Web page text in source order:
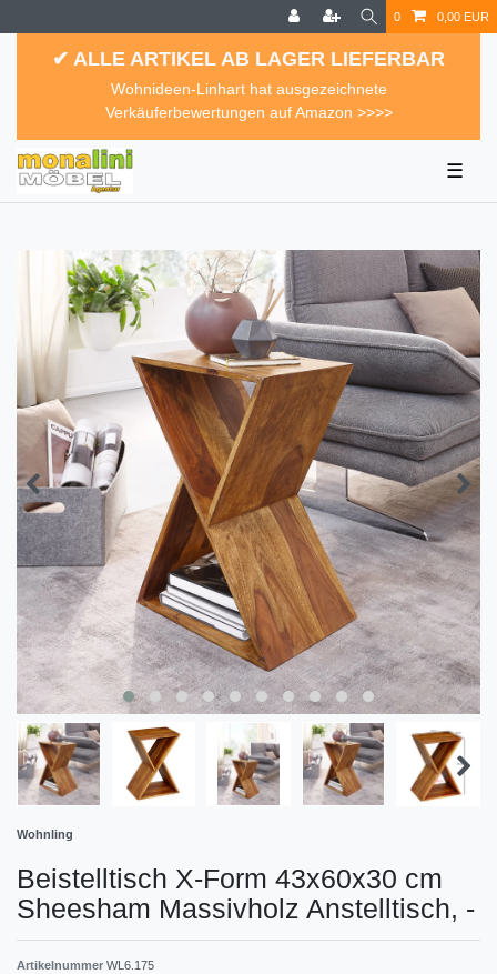
0 0,00 EUR
✔ ALLE ARTIKEL AB LAGER LIEFERBAR
Wohnideen-Linhart hat ausgezeichnete
Verkäuferbewertungen auf Amazon >>>>
☰
Wohnling
Beistelltisch X-Form 43x60x30 cm
Sheesham Massivholz Anstelltisch, -
Artikelnummer WL6.175